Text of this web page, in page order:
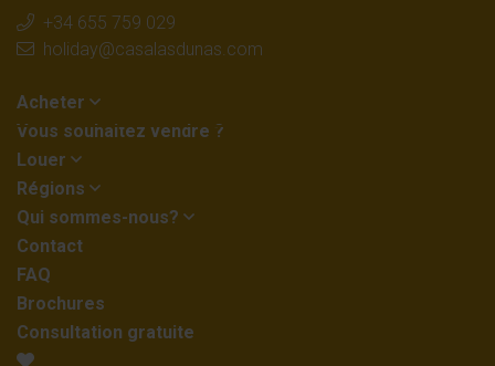
+34 655 759 029
holiday@casalasdunas.com
Acheter
Vous souhaitez vendre ?
Louer
Régions
Qui sommes-nous?
Contact
FAQ
Brochures
Consultation gratuite